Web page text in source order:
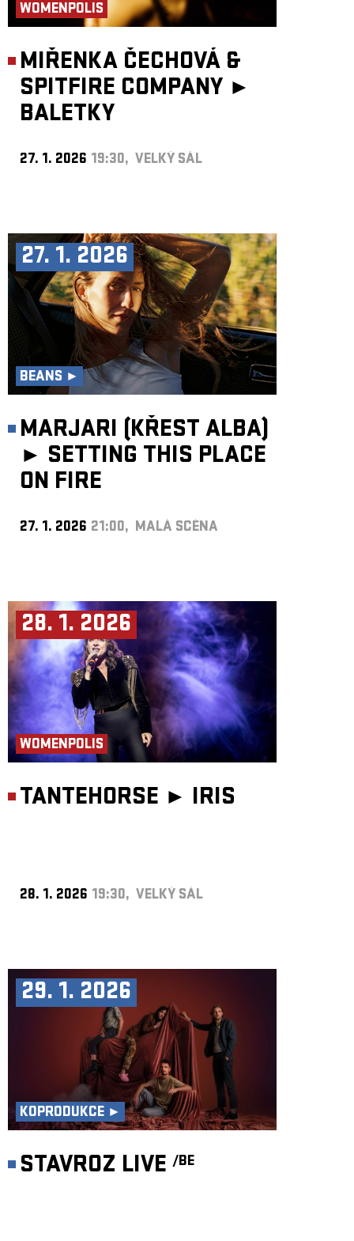
WOMENPOLIS
MIŘENKA ČECHOVÁ &
SPITFIRE COMPANY ►
BALETKY
27. 1. 2026 19:30, VELKÝ SÁL
27. 1. 2026
BEANS ►
MARJARI (KŘEST ALBA)
► SETTING THIS PLACE
ON FIRE
27. 1. 2026 21:00, MALÁ SCÉNA
28. 1. 2026
WOMENPOLIS
TANTEHORSE ► IRIS
28. 1. 2026 19:30, VELKÝ SÁL
29. 1. 2026
KOPRODUKCE ►
STAVROZ LIVE /BE